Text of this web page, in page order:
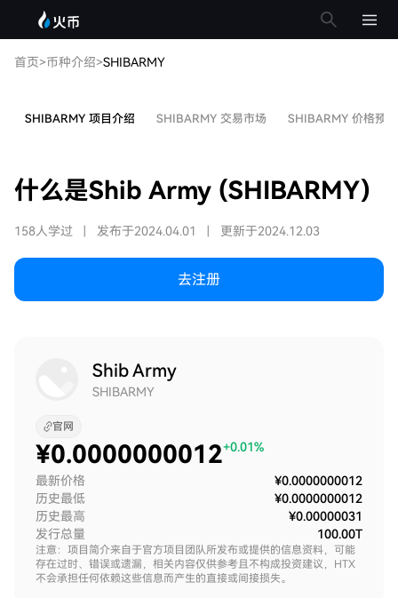
首页>币种介绍>SHIBARMY
SHIBARMY 项目介绍 SHIBARMY 交易市场 SHIBARMY 价格预测
什么是Shib Army (SHIBARMY)
158人学过 发布于2024.04.01 更新于2024.12.03
去注册
Shib Army
SHIBARMY
官网
¥0.0000000012+0.01%
最新价格
¥0.0000000012
历史最低
¥0.0000000012
历史最高
¥0.00000031
发行总量
100.00T
注意：项目简介来自于官方项目团队所发布或提供的信息资料，可能
存在过时、错误或遗漏，相关内容仅供参考且不构成投资建议，HTX
不会承担任何依赖这些信息而产生的直接或间接损失。